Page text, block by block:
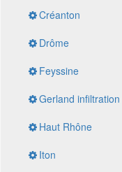
Créanton
Drôme
Feyssine
Gerland infiltration
Haut Rhône
Iton